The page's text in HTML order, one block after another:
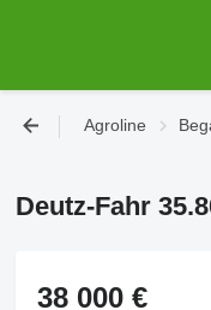
Agroline
Deutz-Fahr
38 000 €